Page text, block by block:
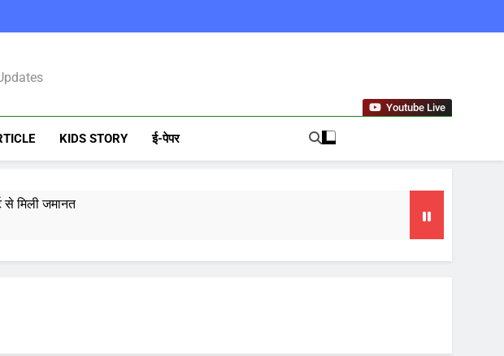
News In Hindi
Youtube Live
KIDS STORY ई-पेपर
से मिली जमानत